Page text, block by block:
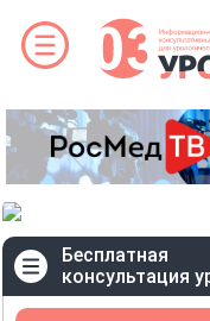
Бесплатная
консультация